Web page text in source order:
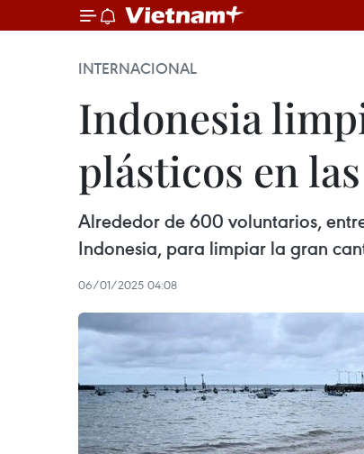
INTERNACIONAL
Indonesia
plásticos en
Alrededor de 600 voluntarios,
Indonesia, para limpiar la gran
06/01/2025 04:08